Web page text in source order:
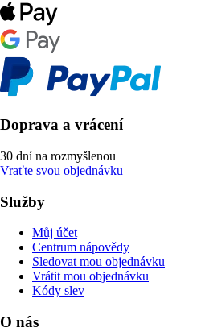
Doprava a vrácení
30 dní na rozmyšlenou
Vraťte svou objednávku
Služby
Můj účet
Centrum nápovědy
Sledovat mou objednávku
Vrátit mou objednávku
Kódy slev
O nás